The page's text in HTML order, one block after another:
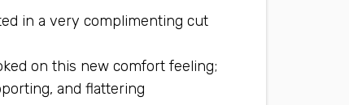
in a very complimenting cut
on this new comfort feeling;
and flattering